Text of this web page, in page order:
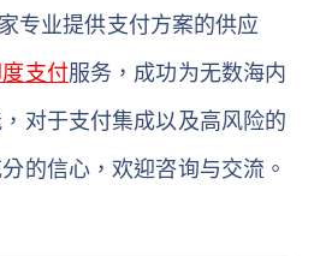
业提供支付方案的供应
支付服务，成功为无数海内
对于支付集成以及高风险的
的信心，欢迎咨询与交流。